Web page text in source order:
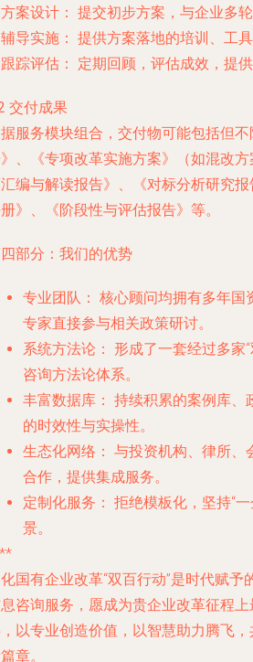
方案设计： 提交初步方案，与企业多
辅导实施： 提供方案落地的培训、工具
跟踪评估： 定期回顾，评估成效，提供
交付成果
服务模块组合，交付物可能包括但
、《专项改革实施方案》（如混改
编与解读报告》、《对标分析研究
》、《阶段性与评估报告》等。
部分：我们的优势
专业团队： 核心顾问均拥有多年国
专家直接参与相关政策研讨。
系统方法论：
形成了一套经过多家
咨询方法论体系。
丰富数据库： 持续积累的案例库、
的时效性与实操性。
生态化网络： 与投资机构、律所、
合作，提供集成服务。
定制化服务： 拒绝模板化，坚持“
景。
国有企业改革“双百行动”是时代赋
咨询服务，愿成为贵企业改革征程
以专业创造价值，以智慧助力腾飞
章。